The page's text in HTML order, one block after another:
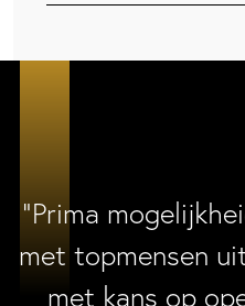
“Prima
met topmensen
met kans op